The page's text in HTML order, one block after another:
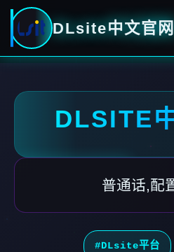
DLsite中文官网
DLSITE
普通话,配
#DLsite平台